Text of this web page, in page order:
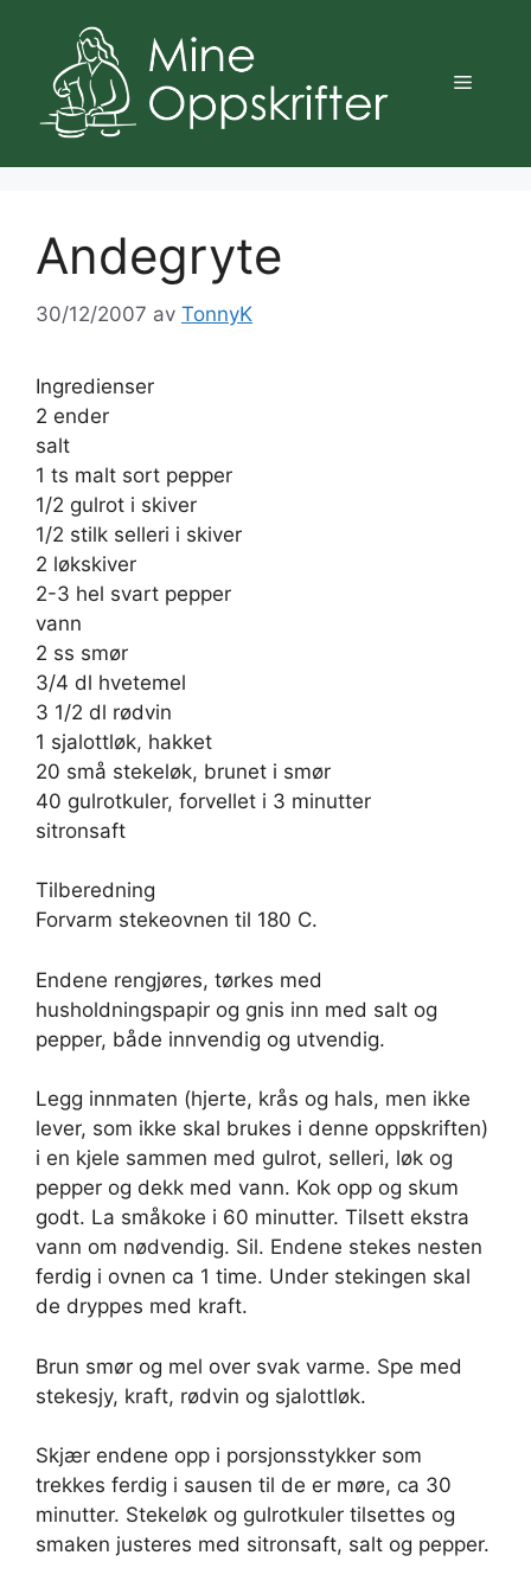
innhold
Meny
Andegryte
30/12/2007 av TonnyK
Ingredienser
2 ender
salt
1 ts malt sort pepper
1/2 gulrot i skiver
1/2 stilk selleri i skiver
2 løkskiver
2-3 hel svart pepper
vann
2 ss smør
3/4 dl hvetemel
3 1/2 dl rødvin
1 sjalottløk, hakket
20 små stekeløk, brunet i smør
40 gulrotkuler, forvellet i 3 minutter
sitronsaft
Tilberedning
Forvarm stekeovnen til 180 C.
Endene rengjøres, tørkes med
husholdningspapir og gnis inn med salt og
pepper, både innvendig og utvendig.
Legg innmaten (hjerte, krås og hals, men ikke
lever, som ikke skal brukes i denne oppskriften)
i en kjele sammen med gulrot, selleri, løk og
pepper og dekk med vann. Kok opp og skum
godt. La småkoke i 60 minutter. Tilsett ekstra
vann om nødvendig. Sil. Endene stekes nesten
ferdig i ovnen ca 1 time. Under stekingen skal
de dryppes med kraft.
Brun smør og mel over svak varme. Spe med
stekesjy, kraft, rødvin og sjalottløk.
Skjær endene opp i porsjonsstykker som
trekkes ferdig i sausen til de er møre, ca 30
minutter. Stekeløk og gulrotkuler tilsettes og
smaken justeres med sitronsaft, salt og pepper.